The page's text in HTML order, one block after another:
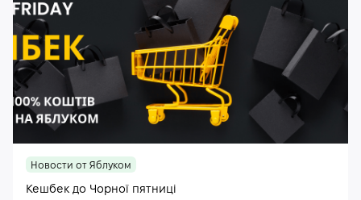
Новости от Яблуком
Кешбек до Чорної пятниці